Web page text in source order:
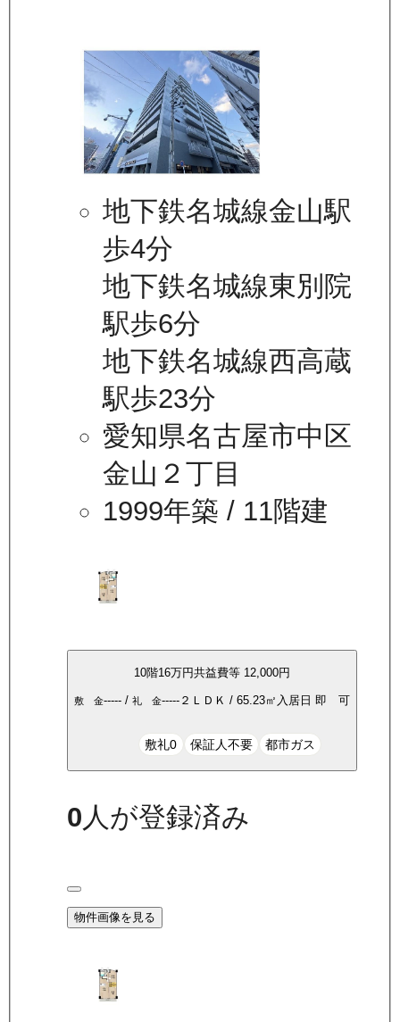
地下鉄名城線金山駅
歩4分
地下鉄名城線東別院
駅歩6分
地下鉄名城線西高蔵
駅歩23分
愛知県名古屋市中区
金山２丁目
1999年築 / 11階建
10階16万円共益費等 12,000円
敷 金----- /礼 金----- ２ＬＤＫ /65.23㎡ 入居日 即 可
敷礼0 保証人不要 都市ガス
0 人が登録済み
物件画像を見る